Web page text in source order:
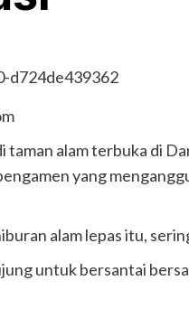
alam terbuka di
yang
alam lepas itu,
untuk bersantai